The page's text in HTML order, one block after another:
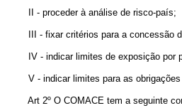
II - proceder à análise de risco-país;
III - fixar critérios para a concessão
IV - indicar limites de exposição por
V - indicar limites para as obrigações
Art 2º O COMACE tem a seguinte